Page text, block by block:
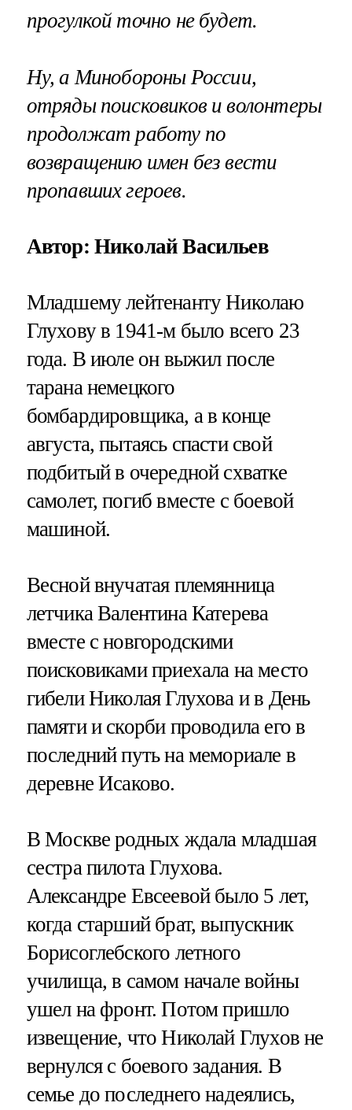
прогулкой точно не будет.
Ну, а Минобороны России,
отряды поисковиков и волонтеры
продолжат работу по
возвращению имен без вести
пропавших героев.
Автор: Николай Васильев
Младшему лейтенанту Николаю
Глухову в 1941-м было всего 23
года. В июле он выжил после
тарана немецкого
бомбардировщика, а в конце
августа, пытаясь спасти свой
подбитый в очередной схватке
самолет, погиб вместе с боевой
машиной.
Весной внучатая племянница
летчика Валентина Катерева
вместе с новгородскими
поисковиками приехала на место
гибели Николая Глухова и в День
памяти и скорби проводила его в
последний путь на мемориале в
деревне Исаково.
В Москве родных ждала младшая
сестра пилота Глухова.
Александре Евсеевой было 5 лет,
когда старший брат, выпускник
Борисоглебского летного
училища, в самом начале войны
ушел на фронт. Потом пришло
извещение, что Николай Глухов не
вернулся с боевого задания. В
семье до последнего надеялись,